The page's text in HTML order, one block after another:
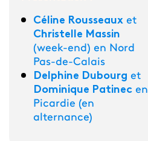
Céline Rousseaux et
Christelle Massin
(week-end) en Nord
Pas-de-Calais
Delphine Dubourg et
Dominique Patinec en
Picardie (en
alternance)